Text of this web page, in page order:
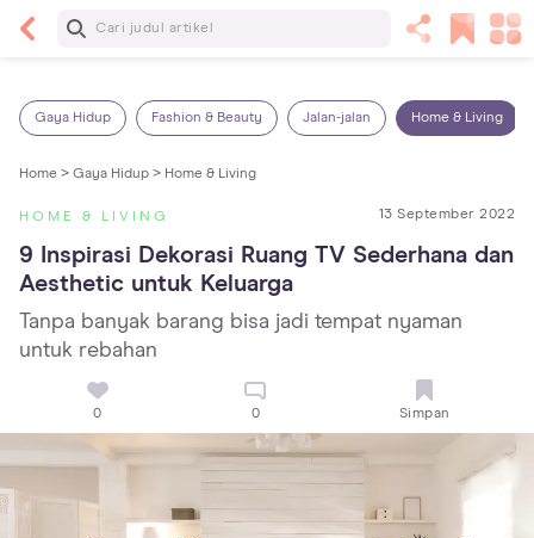
Baca Selanjutnya
Gaya Hidup Fashion & Beauty Jalan-jalan Home & Living
Home > Gaya Hidup > Home & Living
HOME & LIVING 13 September 2022
9 Inspirasi Dekorasi Ruang TV Sederhana dan
Aesthetic untuk Keluarga
Tanpa banyak barang bisa jadi tempat nyaman
untuk rebahan
0 0 Simpan